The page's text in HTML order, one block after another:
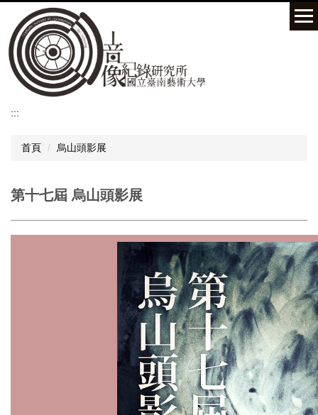
到
主
要
內
:::
首頁 烏山頭影展
第十七屆 烏山頭影展